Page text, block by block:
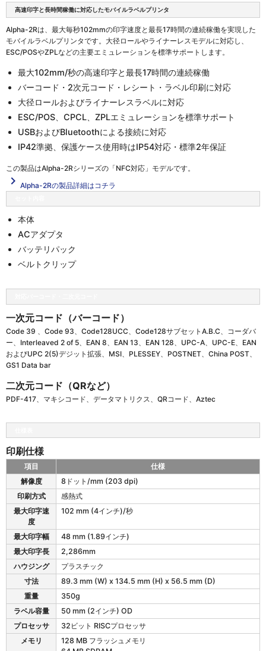
高速印字と長時間稼働に対応したモバイルラベルプリンタ
Alpha-2Rは、最大毎秒102mmの印字速度と最長17時間の連続稼働を実現した
モバイルラベルプリンタです。大径ロールやライナーレスモデルに対応し、
ESC/POSやZPLなどの主要エミュレーションを標準サポートします。
最大102mm/秒の高速印字と最長17時間の連続稼働
バーコード・2次元コード・レシート・ラベル印刷に対応
大径ロールおよびライナーレスラベルに対応
ESC/POS、CPCL、ZPLエミュレーションを標準サポート
USBおよびBluetoothによる接続に対応
IP42準拠、保護ケース使用時はIP54対応・標準2年保証
この製品はAlpha-2Rシリーズの「NFC対応」 モデルです。
navigate_next Alpha-2Rの製品詳細はコチラ
本体
ACアダプタ
バッテリパック
ベルトクリップ
一次元コード（バーコード）
Code 39 、Code 93、Code128UCC、Code128サブセットA.B.C、コーダバ
ー、Interleaved 2 of 5、EAN 8、EAN 13、EAN 128、UPC-A、UPC-E、EAN
およびUPC 2(5)デジット拡張、MSI、PLESSEY、POSTNET、China POST、
GS1 Data bar
二次元コード（QRなど）
PDF-417、マキシコード、データマトリクス、QRコード、Aztec
印刷仕様
l
-
2
印
項目
仕様
解像度
8ドット/mm (203 dpi)
印刷方式
感熱式
最大印字速
度
102 mm (4インチ)/秒
最大印字幅
48 mm (1.89インチ)
最大印字長
2,286mm
ハウジング
プラスチック
寸法
89.3 mm (W) x 134.5 mm (H) x 56.5 mm (D)
重量
350g
ラベル容量
50 mm (2インチ) OD
プロセッサ
32ビット RISCプロセッサ
メモリ
128 MB フラッシュメモリ